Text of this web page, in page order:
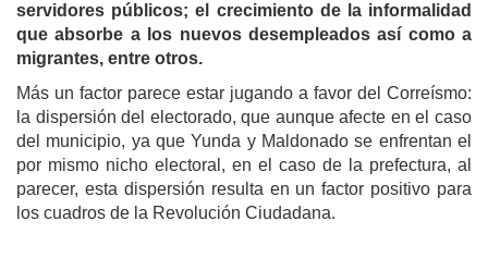
servidores públicos; el crecimiento de la informalidad
que absorbe a los nuevos desempleados así como a
migrantes, entre otros.
Más un factor parece estar jugando a favor del Correísmo:
la dispersión del electorado, que aunque afecte en el caso
del municipio, ya que Yunda y Maldonado se enfrentan el
por mismo nicho electoral, en el caso de la prefectura, al
parecer, esta dispersión resulta en un factor positivo para
los cuadros de la Revolución Ciudadana.